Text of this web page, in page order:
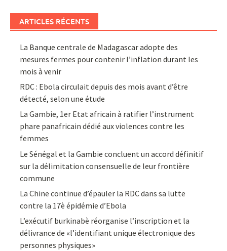
ARTICLES RÉCENTS
La Banque centrale de Madagascar adopte des
mesures fermes pour contenir l’inflation durant les
mois à venir
RDC : Ebola circulait depuis des mois avant d’être
détecté, selon une étude
La Gambie, 1er Etat africain à ratifier l’instrument
phare panafricain dédié aux violences contre les
femmes
Le Sénégal et la Gambie concluent un accord définitif
sur la délimitation consensuelle de leur frontière
commune
La Chine continue d’épauler la RDC dans sa lutte
contre la 17è épidémie d’Ebola
L’exécutif burkinabè réorganise l’inscription et la
délivrance de «l’identifiant unique électronique des
personnes physiques»